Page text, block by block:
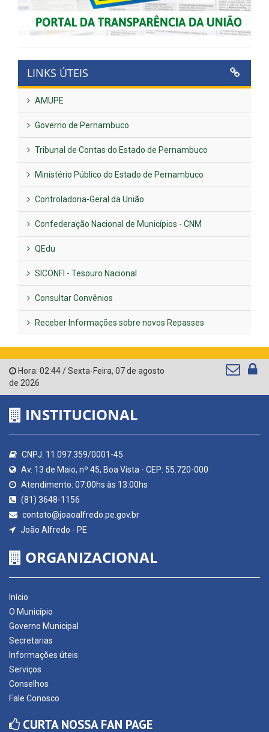
LINKS ÚTEIS
AMUPE
Governo de Pernambuco
Tribunal de Contas do Estado de Pernambuco
Ministério Público do Estado de Pernambuco
Controladoria-Geral da União
Confederação Nacional de Municípios - CNM
QEdu
SICONFI - Tesouro Nacional
Consultar Convênios
Receber Informações sobre novos Repasses
Hora: 02:44/Sexta-Feira, 07 de agosto
de 2026
INSTITUCIONAL
CNPJ: 11.097.359/0001-45
Av. 13 de Maio, nº 45, Boa Vista - CEP: 55.720-000
Atendimento: 07:00hs às 13:00hs
(81) 3648-1156
contato@joaoalfredo.pe.gov.br
João Alfredo - PE
ORGANIZACIONAL
Início
O Município
Governo Municipal
Secretarias
Informações úteis
Serviços
Conselhos
Fale Conosco
CURTA NOSSA FAN PAGE